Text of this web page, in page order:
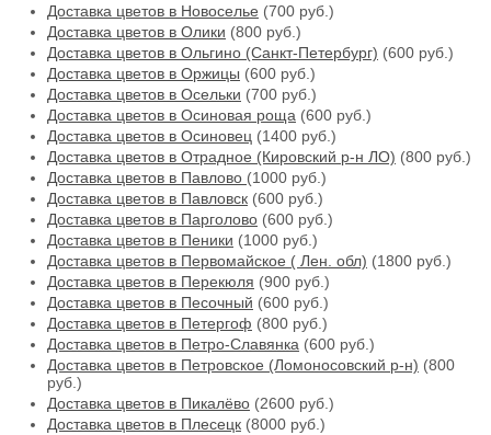
Доставка цветов в Новоселье (700 руб.)
Доставка цветов в Олики (800 руб.)
Доставка цветов в Ольгино (Санкт-Петербург) (600 руб.)
Доставка цветов в Оржицы (600 руб.)
Доставка цветов в Осельки (700 руб.)
Доставка цветов в Осиновая роща (600 руб.)
Доставка цветов в Осиновец (1400 руб.)
Доставка цветов в Отрадное (Кировский р-н ЛО) (800 руб.)
Доставка цветов в Павлово (1000 руб.)
Доставка цветов в Павловск (600 руб.)
Доставка цветов в Парголово (600 руб.)
Доставка цветов в Пеники (1000 руб.)
Доставка цветов в Первомайское ( Лен. обл) (1800 руб.)
Доставка цветов в Перекюля (900 руб.)
Доставка цветов в Песочный (600 руб.)
Доставка цветов в Петергоф (800 руб.)
Доставка цветов в Петро-Славянка (600 руб.)
Доставка цветов в Петровское (Ломоносовский р-н) (800
руб.)
Доставка цветов в Пикалёво (2600 руб.)
Доставка цветов в Плесецк (8000 руб.)